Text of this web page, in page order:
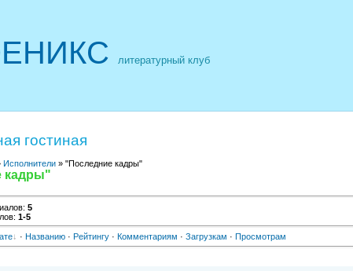
литературный клуб
гостиная
Исполнители » "Последние кадры"
кадры"
: 5
: 1-5
· Названию · Рейтингу · Комментариям · Загрузкам · Просмотрам